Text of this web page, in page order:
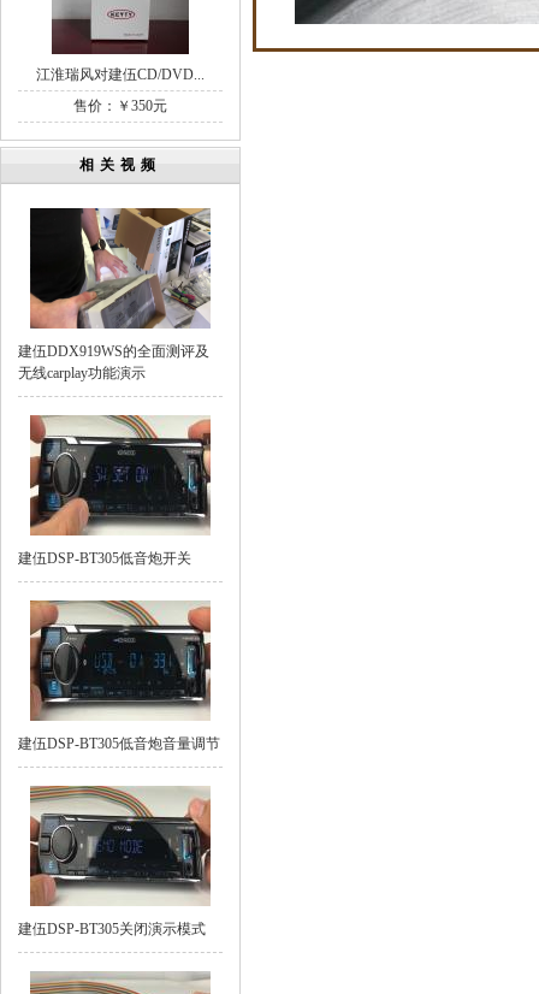
江淮瑞风对建伍CD/DVD...
售价：￥350元
相关视频
建伍DDX919WS的全面测评及
无线carplay功能演示
建伍DSP-BT305低音炮开关
建伍DSP-BT305低音炮音量调节
建伍DSP-BT305关闭演示模式